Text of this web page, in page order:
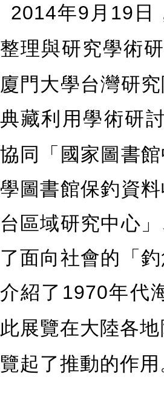
2014年9 月 19 日
整理與研究學術
廈門大學台灣研
典藏利用學術研
協同「國家圖書
學圖書館保釣資
台區域研究中心
了面向社會的「
介紹了 1970年代
此展覽在大陸各
覽起了推動的作